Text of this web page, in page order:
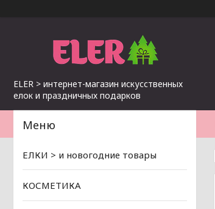
ELER > интернет-магазин искусственных
елок и праздничных подарков
ЕЛКИ > и новогодние товары
КОСМЕТИКА